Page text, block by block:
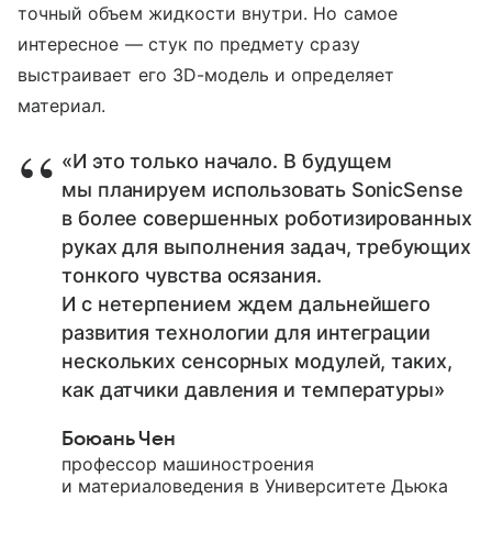
точный объем жидкости внутри. Но самое
интересное — стук по предмету сразу
выстраивает его 3D-модель и определяет
материал.
«И это только начало. В будущем
мы планируем использовать SonicSense
в более совершенных роботизированных
руках для выполнения задач, требующих
тонкого чувства осязания.
И с нетерпением ждем дальнейшего
развития технологии для интеграции
нескольких сенсорных модулей, таких,
как датчики давления и температуры»
Боюань Чен
профессор машиностроения
и материаловедения в Университете Дьюка